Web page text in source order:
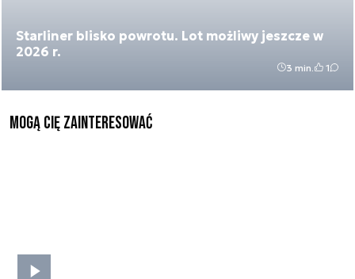
Starliner blisko powrotu. Lot możliwy jeszcze w
2026 r.
3 min. 1
Mogą Cię zainteresować